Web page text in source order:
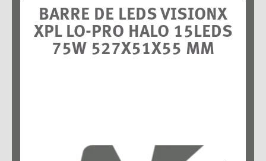
BARRE DE LEDS VISIONX
XPL LO-PRO HALO 15LEDS
75W 527X51X55 MM